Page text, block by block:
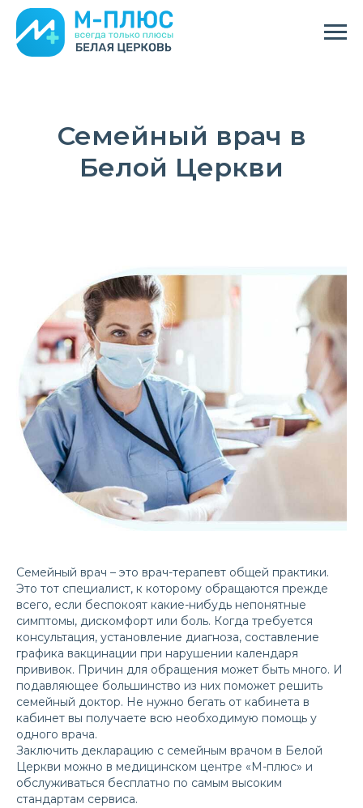
Семейный врач в
Белой Церкви
Семейный врач – это врач-терапевт общей практики.
Это тот специалист, к которому обращаются прежде
всего, если беспокоят какие-нибудь непонятные
симптомы, дискомфорт или боль. Когда требуется
консультация, установление диагноза, составление
графика вакцинации при нарушении календаря
прививок. Причин для обращения может быть много. И
подавляющее большинство из них поможет решить
семейный доктор. Не нужно бегать от кабинета в
кабинет вы получаете всю необходимую помощь у
одного врача.
Заключить декларацию с семейным врачом в Белой
Церкви можно в медицинском центре «М-плюс» и
обслуживаться бесплатно по самым высоким
стандартам сервиса.